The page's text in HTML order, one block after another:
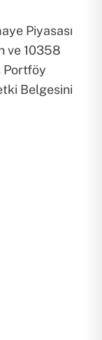
Piyasası
ve 10358
Portföy
Belgesini